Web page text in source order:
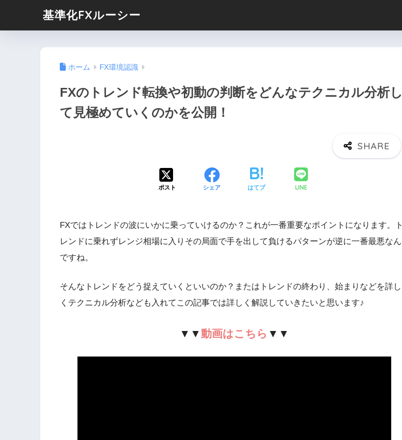
基準化FXルーシー
ホーム FX環境認識
FXのトレンド転換や初動の判断をどんなテクニカル分析し
て見極めていくのかを公開！
ポスト シェア はてブ LINE
FXではトレンドの波にいかに乗っていけるのか？これが一番重要なポイントになります。ト
レンドに乗れずレンジ相場に入りその局面で手を出して負けるパターンが逆に一番最悪なん
ですね。
そんなトレンドをどう捉えていくといいのか？またはトレンドの終わり、始まりなどを詳し
くテクニカル分析なども入れてこの記事では詳しく解説していきたいと思います♪
▼▼ 動画はこちら ▼▼